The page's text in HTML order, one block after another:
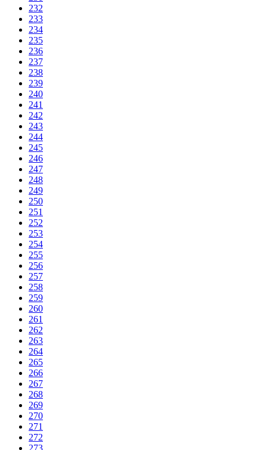
232
233
234
235
236
237
238
239
240
241
242
243
244
245
246
247
248
249
250
251
252
253
254
255
256
257
258
259
260
261
262
263
264
265
266
267
268
269
270
271
272
273